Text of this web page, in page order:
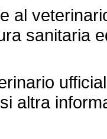
sanitaria
altra